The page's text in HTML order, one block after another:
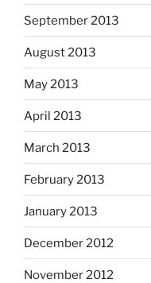
September 2013
August 2013
May 2013
April 2013
March 2013
February 2013
January 2013
December 2012
November 2012